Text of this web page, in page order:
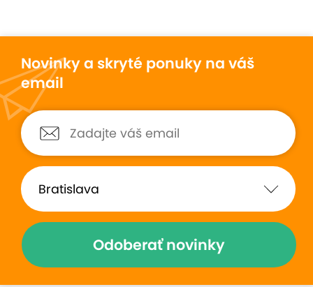
Novinky a skryté ponuky na váš
email
Odoberať novinky